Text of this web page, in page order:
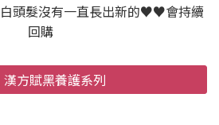
頭髮沒有一直長出新的♥️♥️會持續
回購
漢方賦黑養護系列